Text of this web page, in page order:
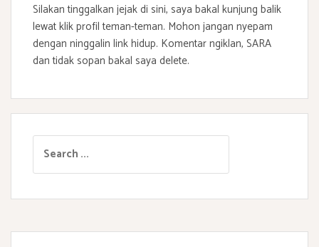
Silakan tinggalkan jejak di sini, saya bakal kunjung balik
lewat klik profil teman-teman. Mohon jangan nyepam
dengan ninggalin link hidup. Komentar ngiklan, SARA
dan tidak sopan bakal saya delete.
a
r
h